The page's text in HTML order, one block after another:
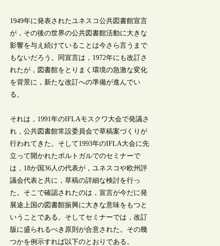
1949年に発表されたユネスコ公共図書館宣言
が，その後の世界の公共図書館活動に大きな
影響を与え続けていることは今さら言うまで
もないだろう。同宣言は，1972年にも改訂さ
れたが，図書館をとりまく環境の急激な変化
を背景に，新たな改訂への準備が進んでい
る。
それは，1991年のIFLAモスクワ大会で発議さ
れ，公共図書館常設委員会で草稿案づくりが
行われてきた。そして1993年のIFLA大会に先
立って開かれたポルトガルでのセミナーで
は，18か国36人の代表が，ユネスコや欧州評
議会代表と共に，草稿の詳細な検討を行っ
た。そこで確認されたのは，宣言が今だに発
展途上国の図書館振興に大きな意味をもつと
いうことである。そしてセミナーでは，改訂
版に盛られるべき原則が合意された。その幾
つかを例示すれば以下のとおりである。